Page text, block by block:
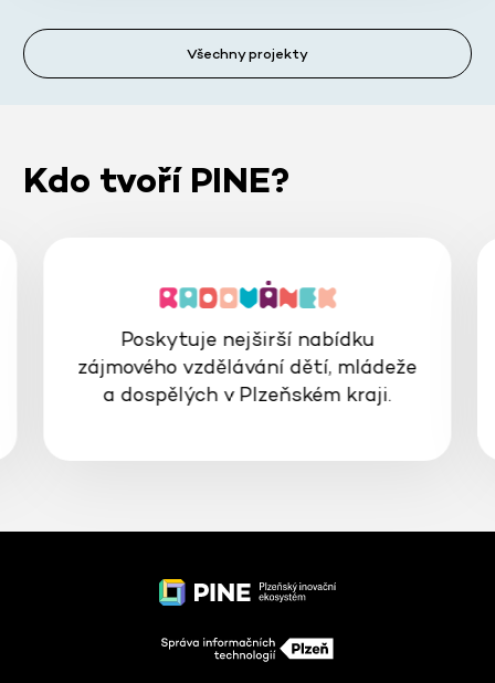
Všechny projekty
Kdo tvoří PINE?
Poskytuje nejširší nabídku
zájmového vzdělávání dětí, mládeže
a dospělých v Plzeňském kraji.